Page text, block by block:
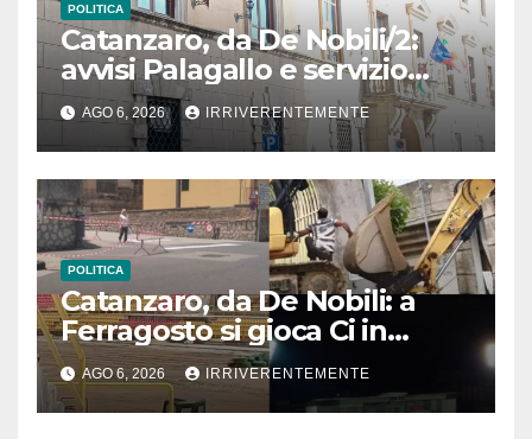
POLITICA
Catanzaro, da De Nobili/2:
avvisi Palagallo e servizio
mensa scolastica (con link)
AGO 6, 2026 IRRIVERENTEMENTE
POLITICA
Catanzaro, da De Nobili: a
Ferragosto si gioca Ci in
“cantiere” Ceravolo. Se pari
sforzi per cose serie, città
come Zurigo. Ma contesto
AGO 6, 2026 IRRIVERENTEMENTE